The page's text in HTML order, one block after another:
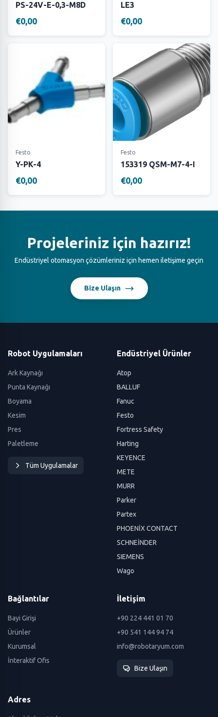
PS-24V-E-0,3-M8D
€0,00
LE3
€0,00
Festo
Y-PK-4
€0,00
Festo
153319 QSM-M7-4-I
€0,00
Projeleriniz için hazırız!
Endüstriyel otomasyon çözümleriniz için hemen iletişime geçin
Bize Ulaşın
Robot Uygulamaları
Ark Kaynağı
Punta Kaynağı
Boyama
Kesim
Pres
Paletleme
Tüm Uygulamalar
Endüstriyel Ürünler
Atop
BALLUF
Fanuc
Festo
Fortress Safety
Harting
KEYENCE
METE
MURR
Parker
Partex
PHOENİX CONTACT
SCHNEİNDER
SIEMENS
Wago
Bağlantılar
Bayi Girişi
Ürünler
Kurumsal
İnteraktif Ofis
İletişim
+90 224 441 01 70
+90 541 144 94 74
info@robotaryum.com
Bize Ulaşın
Adres